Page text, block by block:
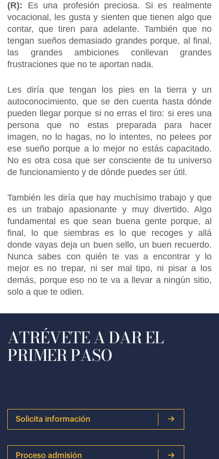
(R): Es una profesión preciosa. Si es realmente
vocacional, les gusta y sienten que tienen algo que
contar, que tiren para adelante. También que no
tengan sueños demasiado grandes porque, al final,
las grandes ambiciones conllevan grandes
frustraciones que no te aportan nada.
Les diría que tengan los pies en la tierra y un
autoconocimiento, que se den cuenta hasta dónde
pueden llegar porque si no erras el tiro: si eres una
persona que no estas preparada para hacer
imagen, no lo hagas, no lo intentes, no pelees por
ese sueño porque a lo mejor no estás capacitado.
No es otra cosa que ser consciente de tu universo
de funcionamiento y de dónde puedes ser útil.
También les diría que hay muchísimo trabajo y que
es un trabajo apasionante y muy divertido. Algo
fundamental es que sean buena gente porque, al
final, lo que siembras es lo que recoges y allá
donde vayas deja un buen sello, un buen recuerdo.
Nunca sabes con quién te vas a encontrar y lo
mejor es no trepar, ni ser mal tipo, ni pisar a los
demás, porque eso no te va a llevar a ningún sitio,
solo a que te odien.
ATRÉVETE A DAR EL
PRIMER PASO
Solicita información
Proceso admisión